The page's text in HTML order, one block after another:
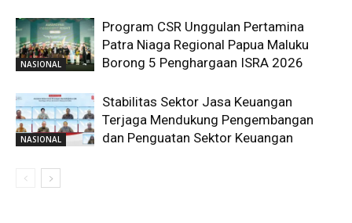
NASIONAL
Program CSR Unggulan Pertamina
Patra Niaga Regional Papua Maluku
Borong 5 Penghargaan ISRA 2026
NASIONAL
Stabilitas Sektor Jasa Keuangan
Terjaga Mendukung Pengembangan
dan Penguatan Sektor Keuangan